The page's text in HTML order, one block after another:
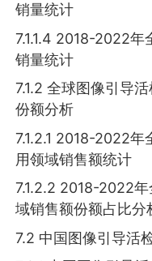
销量统计
7.1.1.4 2018-2022
销量统计
7.1.2 全球图像引导
份额分析
7.1.2.1 2018-2022
用领域销售额统计
7.1.2.2 2018-2022
域销售额份额占比分
7.2 中国图像引导活